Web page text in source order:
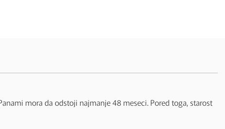
mora da odstoji najmanje 48 meseci. Pored toga, starost